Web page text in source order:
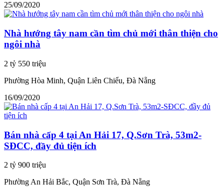
25/09/2020
Nhà hướng tây nam cần tìm chủ mới thân thiện cho
ngôi nhà
2 tỷ 550 triệu
Phường Hòa Minh, Quận Liên Chiểu, Đà Nẵng
16/09/2020
Bán nhà cấp 4 tại An Hải 17, Q.Sơn Trà, 53m2-
SĐCC, đầy đủ tiện ích
2 tỷ 900 triệu
Phường An Hải Bắc, Quận Sơn Trà, Đà Nẵng